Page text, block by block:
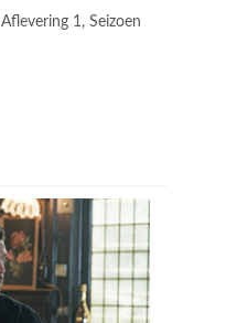
Aflevering 1, Seizoen